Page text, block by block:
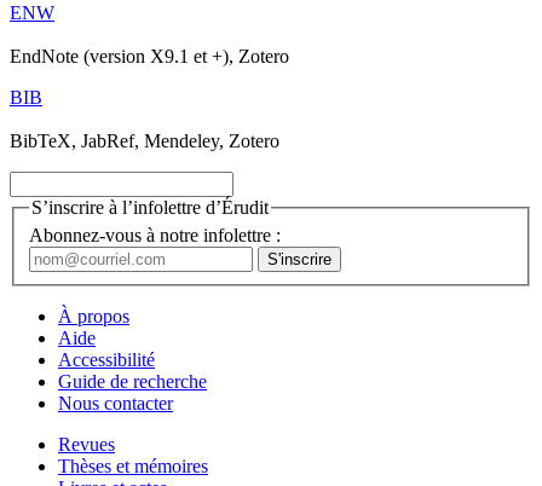
ENW
EndNote (version X9.1 et +), Zotero
BIB
BibTeX, JabRef, Mendeley, Zotero
S’inscrire à l’infolettre d’Érudit
Abonnez-vous à notre infolettre :
À propos
Aide
Accessibilité
Guide de recherche
Nous contacter
Revues
Thèses et mémoires